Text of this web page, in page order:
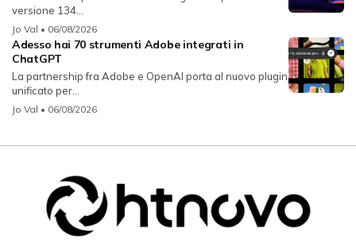
versione 134...
Jo Val • 06/08/2026
Adesso hai 70 strumenti Adobe integrati in
ChatGPT
La partnership fra Adobe e OpenAI porta al nuovo plugin
unificato per...
Jo Val • 06/08/2026